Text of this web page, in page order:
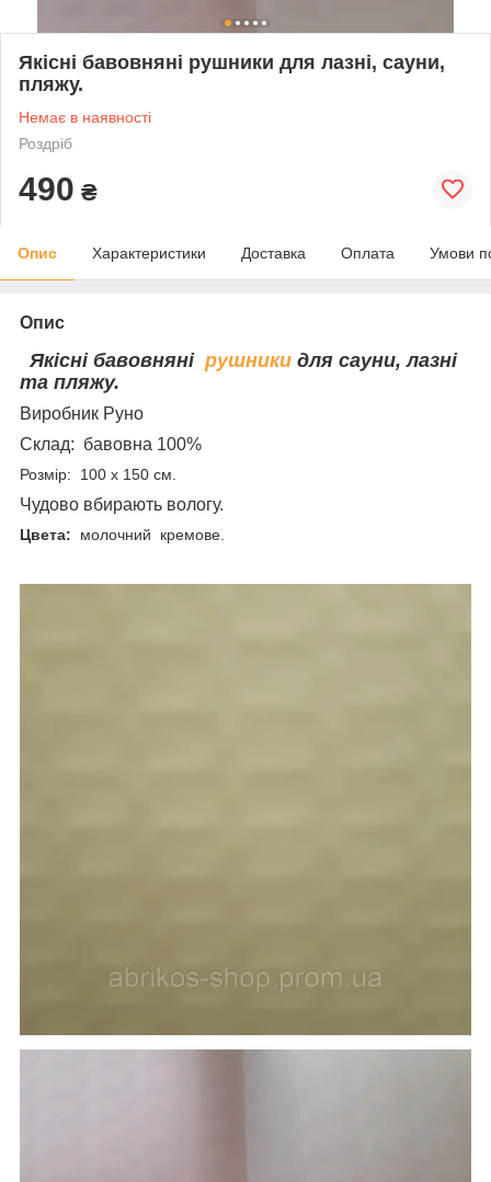
Якісні бавовняні рушники для лазні, сауни,
пляжу.
Немає в наявності
Роздріб
490 ₴
Опис Характеристики Доставка Оплата Умови
Опис
Якісні бавовняні рушники для сауни, лазні
та пляжу.
Виробник Руно
Склад: бавовна 100%
Розмір: 100 х 150 см.
Чудово вбирають вологу.
Цвета: молочний кремове.